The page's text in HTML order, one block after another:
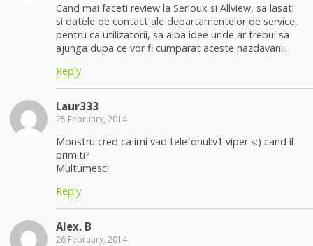
Cand mai faceti review la Serioux si Allview, sa lasati
si datele de contact ale departamentelor de service,
pentru ca utilizatorii, sa aiba idee unde ar trebui sa
ajunga dupa ce vor fi cumparat aceste nazdavanii.
Reply
Laur333
25 February, 2014
Monstru cred ca imi vad telefonul:v1 viper s:) cand il
primiti?
Multumesc!
Reply
Alex. B
26 February, 2014